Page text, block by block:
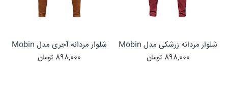
شلوار مردانه زرشکی مدل Mobin
898,000 تومان
شلوار مردانه آجری مدل Mobin
898,000 تومان